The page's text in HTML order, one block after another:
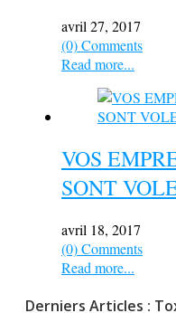
avril 27, 2017
(0) Comments
Read more...
VOS
SONT
avril 18, 2017
(0) Comments
Read more...
Derniers Articles :